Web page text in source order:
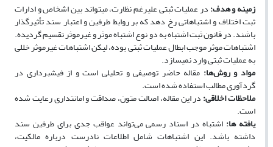
زمینه و هدف:در عملیاتثبتیعلیرغم نظارت، می­تواند بین اشخاص و ادارات
ثبت اختلاف و اشتباهاتی رخ دهدکه برروابط طرفین و اعتبار سند تأثیرگذار
باشند. در قانون ثبتاشتباهبه دو نوعاشتباهموثر و غیرموثر تقسیم گردیده.
اشتباهات موثرموجب ابطال عملیاتثبتیبوده، لیکن اشتباهات غیرموثرخللی
بهعملیاتثبتیوارد نمی­سازد.
مواد و روش‌ها: مقاله حاضر توصیفی و تحلیلی است و از فیش­برداری در
گردآوری مطالب استفاده شده است.
ملاحظات اخلاقی:در این مقاله، اصالت متون، صداقت و امانت­داری رعایت شده
است.
یافته ­ها: اشتباه در اسناد رسمی می‌تواند عواقب جدی برای طرفین سند
داشته باشد. این اشتباهات شامل اطلاعات نادرست درباره مالکیت،